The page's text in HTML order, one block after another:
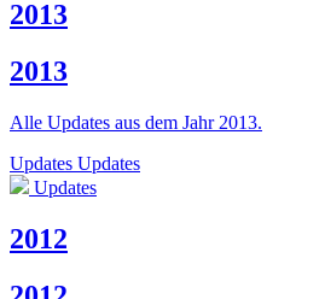
2013
2013
Alle Updates aus dem Jahr 2013.
Updates Updates
Updates
2012